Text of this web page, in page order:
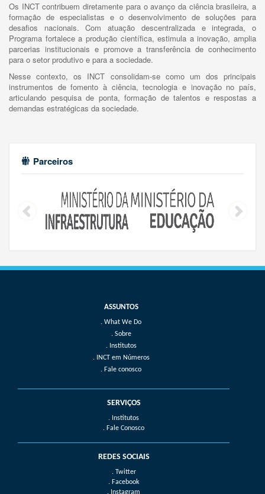
Os INCT contribuem diretamente para o avanço da ciência brasileira, a
formação de especialistas e o desenvolvimento de soluções para
desafios nacionais. Com atuação descentralizada e integrada, o
Programa fortalece a produção científica, estimula a inovação, amplia
parcerias institucionais e promove a transferência de conhecimento
para o setor produtivo e para a sociedade.
Nesse contexto, os INCT consolidam-se como um dos principais
instrumentos de fomento à ciência, tecnologia e inovação no país,
articulando pesquisa de ponta, formação de talentos e respostas a
demandas estratégicas da sociedade.
Parceiros
What We Do
Sobre
Institutos
INCT em Números
Fale conosco
SERVIÇOS
. Institutos
. Fale Conosco
REDES SOCIAIS
. Twitter
. Facebook
. Instagram